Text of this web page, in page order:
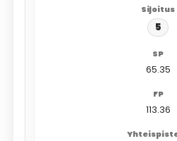
5
65.35
113.36